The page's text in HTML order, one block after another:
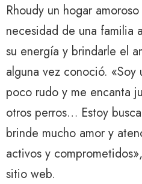
Rhoudy un hogar
necesidad de una familia
su energía y brindarle el
alguna vez conoció.
poco rudo y me encanta
otros perros… Estoy
brinde mucho amor y
activos y
sitio web.